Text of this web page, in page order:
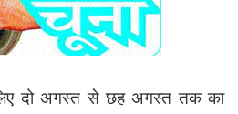
दो अगस्त से छह अगस्त तक का